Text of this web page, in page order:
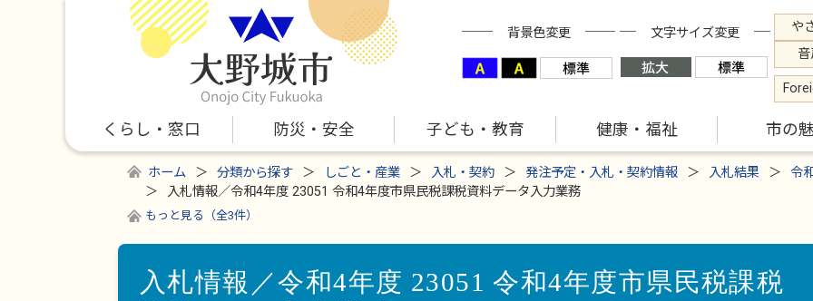
背景色変更 文字サイズ変更
や
くらし・窓口 防災・安全 子ども・教育 健康・福祉 市の
ホーム 分類から探す しごと・産業 入札・契約 発注予定・入札・契約情報 入札結果
令
入札情報／令和4年度 23051 令和4年度市県民税課税資料データ入力業務
もっと見る（全3件）
入札情報／令和4年度 23051 令和4年度市県民税課税